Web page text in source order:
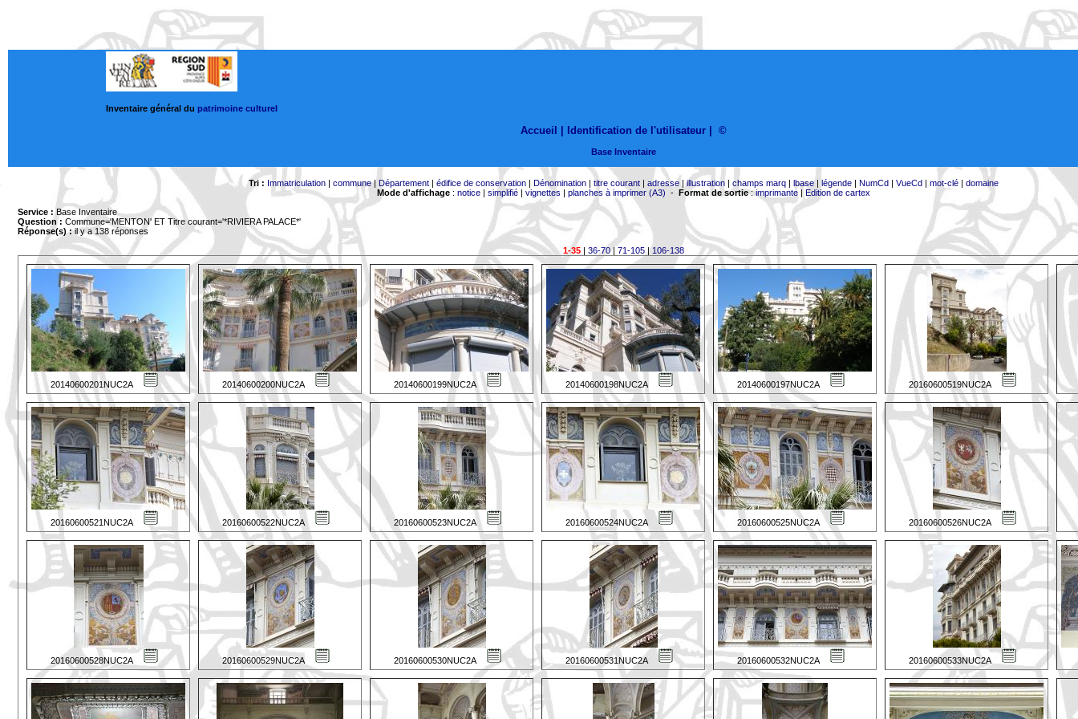
Inventaire général du patrimoine culturel
Accueil | Identification de l'utilisateur ©
Base Inventaire
Tri : Immatriculation| commune| Département| édifice de conservation| Dénomination| titre courant| adresse|illustration| champs marq| lbase| légende| NumCd| VueCd| mot-clé| domaine
Mode d'affichage: notice| simplifié| vignettes | planches à imprimer (A3) - Format de sortie:imprimante| Edition de cartex
Service : Base Inventaire
Question : Commune='MENTON' ET Titre courant='*RIVIERA PALACE*'
Réponse(s) :il y a 138 réponses
1-35| 36-70| 71-105|106-138
20140600201NUC2A 20140600200NUC2A 20140600199NUC2A 20140600198NUC2A 20140600197NUC2A 20160600519NUC2A
20160600521NUC2A 20160600522NUC2A 20160600523NUC2A 20160600524NUC2A 20160600525NUC2A 20160600526NUC2A
20160600528NUC2A 20160600529NUC2A 20160600530NUC2A 20160600531NUC2A 20160600532NUC2A 20160600533NUC2A